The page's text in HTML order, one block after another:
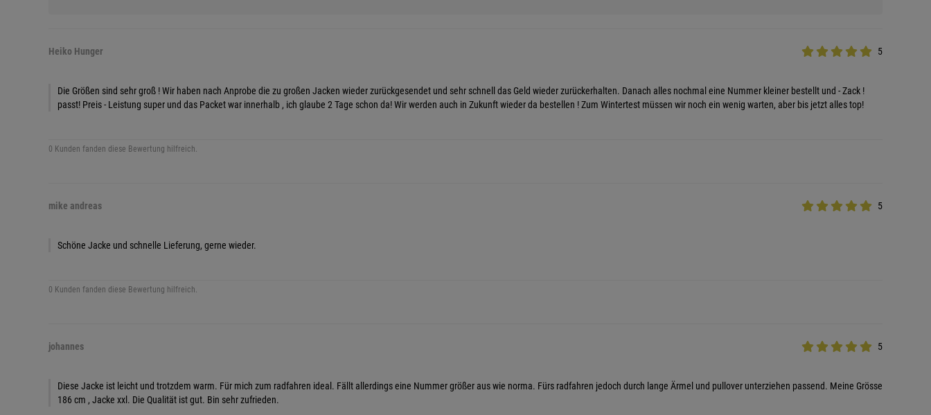
Heiko Hunger 5
Die Größen sind sehr groß ! Wir haben nach Anprobe die zu großen Jacken wieder zurückgesendet und sehr schnell das Geld wieder zurückerhalten. Danach alles nochmal eine Nummer kleiner bestellt und - Zack !
passt! Preis - Leistung super und das Packet war innerhalb , ich glaube 2 Tage schon da! Wir werden auch in Zukunft wieder da bestellen ! Zum Wintertest müssen wir noch ein wenig warten, aber bis jetzt alles top!
0 Kunden fanden diese Bewertung hilfreich.
mike andreas 5
Schöne Jacke und schnelle Lieferung, gerne wieder.
0 Kunden fanden diese Bewertung hilfreich.
johannes 5
Diese Jacke ist leicht und trotzdem warm. Für mich zum radfahren ideal. Fällt allerdings eine Nummer größer aus wie norma. Fürs radfahren jedoch durch lange Ärmel und pullover unterziehen passend. Meine Grösse
186 cm , Jacke xxl. Die Qualität ist gut. Bin sehr zufrieden.